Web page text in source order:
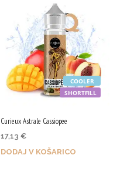
SHORTFILL
COOLER
Curieux Astrale Cassiopee
17,13 €
DODAJ V KOŠARICO